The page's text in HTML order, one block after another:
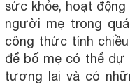
sức khỏe, hoạt
người mẹ trong
công thức tính
để bố mẹ có thể dự
tương lai và có